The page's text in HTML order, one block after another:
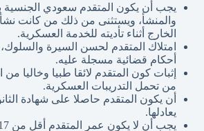
يجب أن يكون المتقدم سعودي الجنسية
والمنشأ، ويستثنى من ذلك من كانت
الخارج أثناء تأديته للخدمة العسكرية.
امتلاك المتقدم لحسن السيرة
أحكام قضائية مسجلة عليه.
إثبات كون المتقدم لائقا طبيا وخاليا
من تحمل التدريبات العسكرية.
أن يكون المتقدم حاصلا على شهادة
يعادلها.